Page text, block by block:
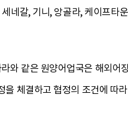
네갈, 기니, 앙골라, 케이프타
와 같은 원양어업국은 해외어
체결하고 협정의 조건에 따